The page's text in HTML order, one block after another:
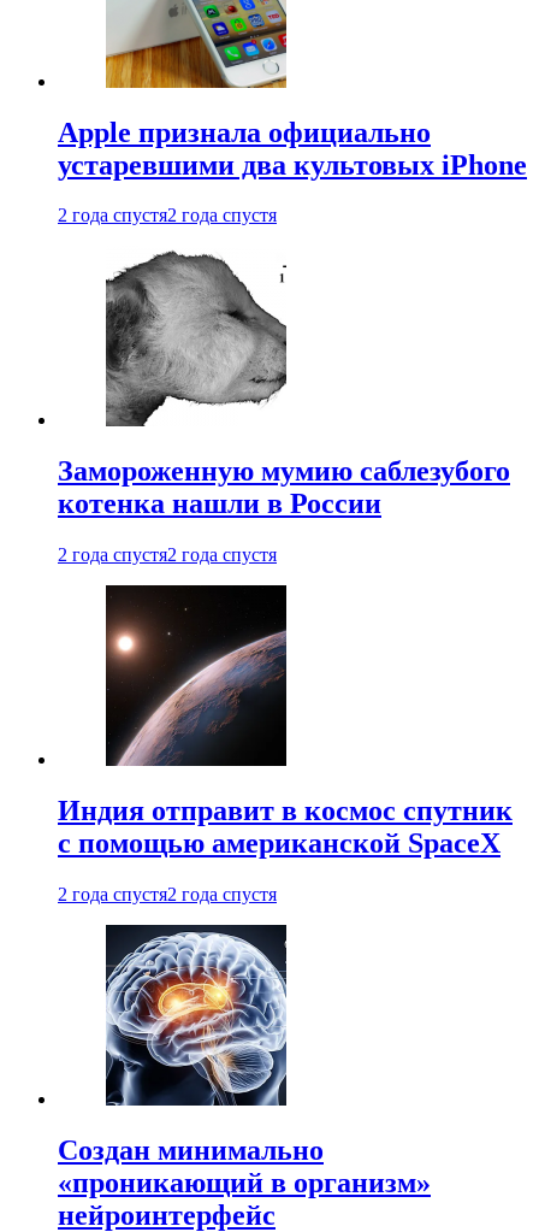
Apple признала официально
устаревшими два культовых iPhone
2 года спустя2 года спустя
Замороженную мумию саблезубого
котенка нашли в России
2 года спустя2 года спустя
Индия отправит в космос спутник
с помощью американской SpaceX
2 года спустя2 года спустя
Создан минимально
«проникающий в организм»
нейроинтерфейс